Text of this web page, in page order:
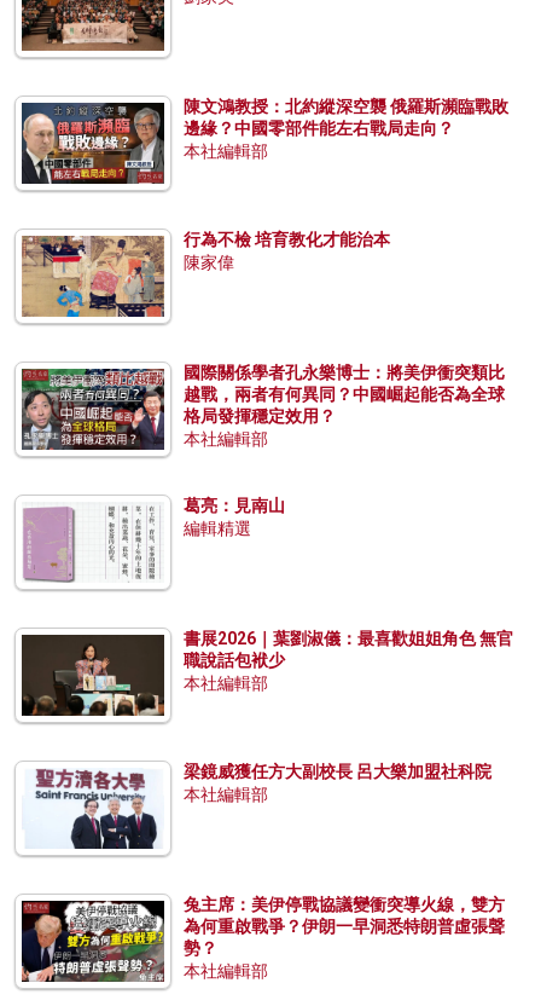
陳文鴻教授：北約縱深空襲 俄羅斯瀕臨戰敗
邊緣？中國零部件能左右戰局走向？
本社編輯部
行為不檢 培育教化才能治本
陳家偉
國際關係學者孔永樂博士：將美伊衝突類比
越戰，兩者有何異同？中國崛起能否為全球
格局發揮穩定效用？
本社編輯部
葛亮：見南山
編輯精選
書展2026｜葉劉淑儀：最喜歡姐姐角色 無官
職說話包袱少
本社編輯部
梁鏡威獲任方大副校長 呂大樂加盟社科院
本社編輯部
兔主席：美伊停戰協議變衝突導火線，雙方
為何重啟戰爭？伊朗一早洞悉特朗普虛張聲
勢？
本社編輯部